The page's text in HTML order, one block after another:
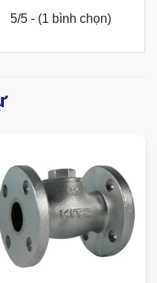
5/5 - (1 bình chọn)